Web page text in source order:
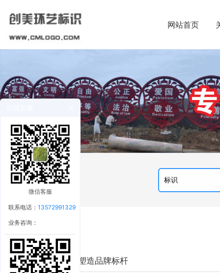
网站首页
西安标识 制作：塑造品牌标杆
微信客服
联系电话：13572991329
业务咨询：